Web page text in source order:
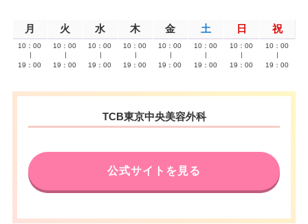
月 火 水 木 金 土 日 祝
10：00
19：00
10：00
19：00
10：00
19：00
10：00
19：00
10：00
19：00
10：00
19：00
10：00
19：00
10：00
19：00
TCB東京中央美容外科
公式サイトを見る